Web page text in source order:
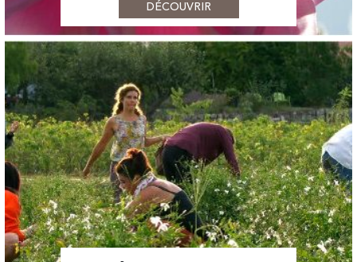
DÉCOUVRIR